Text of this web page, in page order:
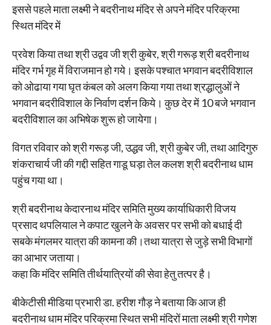
इससे पहले माता लक्ष्मी ने बदरीनाथ मंदिर से अपने मंदिर परिक्रमा
स्थित मंदिर में
प्रवेश किया तथा श्री उद्वव जी श्री कुबेर, श्री गरूड़ श्री बदरीनाथ
मंदिर गर्भ गृह में विराजमान हो गये। इसके पश्चात भगवान बदरीविशाल
को ओढाया गया घृत कंबल को अलग किया गया तथा श्रद्धालुओं ने
भगवान बदरीविशाल के निर्वाण दर्शन किये। कुछ देर में 10 बजे भगवान
बदरीविशाल का अभिषेक शुरू हो जायेगा।
विगत रविवार को श्री गरूड़ जी, उद्धव जी, श्री कुबेर जी, तथा आदिगुरु
शंकराचार्य जी की गद्दी सहित गाडू घड़ा तेल कलश श्री बदरीनाथ धाम
पहुंच गया था।
श्री बदरीनाथ केदारनाथ मंदिर समिति मुख्य कार्याधिकारी विजय
प्रसाद थपलियाल ने कपाट खुलने के अवसर पर सभी को बधाई दी
सबके मंगलमर यात्रा की कामना की।तथा यात्रा से जुड़े सभी विभागों
का आभार जताया।
कहा कि मंदिर समिति तीर्थयात्रियों की सेवा हेतु तत्पर है।
बीकेटीसी मीडिया प्रभारी डा. हरीश गौड़ ने बताया कि आज ही
बदरीनाथ धाम मंदिर परिक्रमा स्थित सभी मंदिरों माता लक्ष्मी श्री गणेश